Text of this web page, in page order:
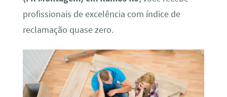
profissionais de excelência com índice de
reclamação quase zero.